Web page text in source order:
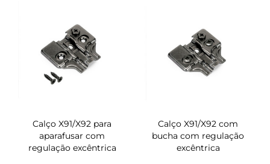
Calço X91/X92 para
aparafusar com
regulação excêntrica
Calço X91/X92 com
bucha com regulação
excêntrica